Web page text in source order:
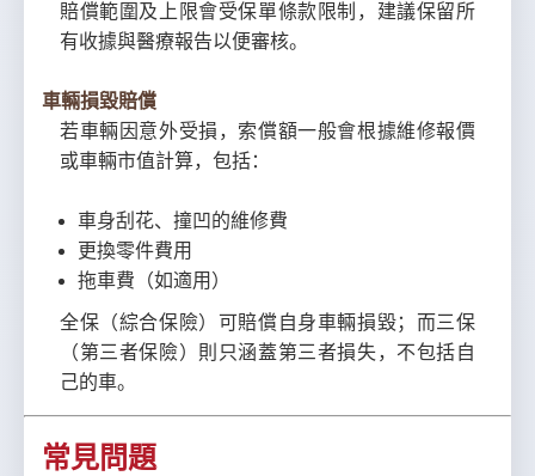
賠償範圍及上限會受保單條款限制，建議保留所
有收據與醫療報告以便審核。
車輛損毀賠償
若車輛因意外受損，索償額一般會根據維修報價
或車輛市值計算，包括：
車身刮花、撞凹的維修費
更換零件費用
拖車費（如適用）
全保（綜合保險）可賠償自身車輛損毀；而三保
（第三者保險）則只涵蓋第三者損失，不包括自
己的車。
常見問題